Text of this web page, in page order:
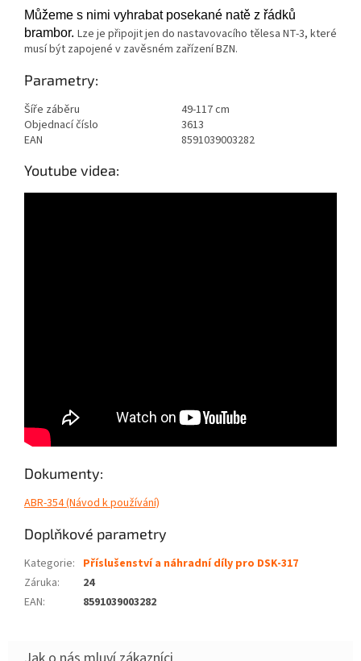
Můžeme s nimi vyhrabat posekané natě z řádků
brambor. Lze je připojit jen do nastavovacího tělesa NT-3, které
musí být zapojené v zavěsném zařízení BZN.
Parametry:
Šíře záběru
49-117 cm
Objednací číslo
3613
EAN
8591039003282
Youtube videa:
Dokumenty:
ABR-354 (Návod k používání)
Doplňkové parametry
Kategorie: Příslušenství a náhradní díly pro DSK-317
Záruka:
24
EAN: 8591039003282